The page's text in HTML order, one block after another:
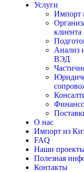
Услуги
Импорт
клиента
Анализ
ВЭД
О нас
Импорт из
FAQ
Наши
Полезная
Контакты